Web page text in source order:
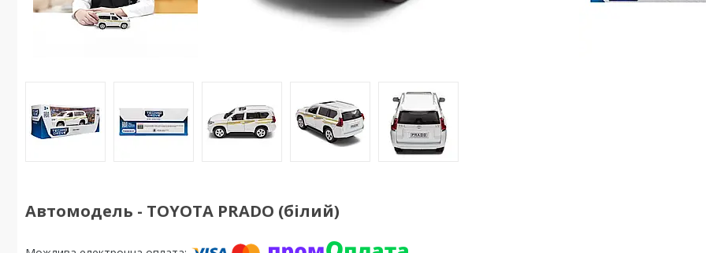
Автомодель - TOYOTA PRADO (білий)